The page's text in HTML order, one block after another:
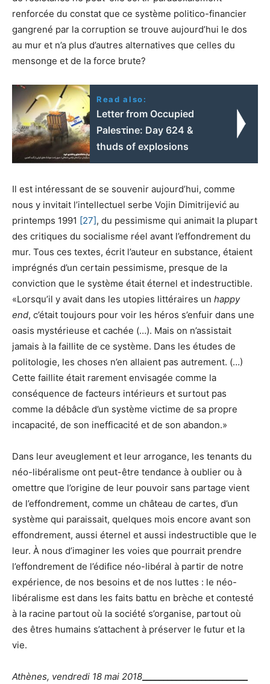
renforcée du constat que ce système politico-financier
gangrené par la corruption se trouve aujourd’hui le dos
au mur et n’a plus d’autres alternatives que celles du
mensonge et de la force brute?
Read also:
Letter from Occupied
Palesτine: Day 624 &
thuds of explosions
Il est intéressant de se souvenir aujourd’hui, comme
nous y invitait l’intellectuel serbe Vojin Dimitrijević au
printemps 1991 [27], du pessimisme qui animait la plupart
des critiques du socialisme réel avant l’effondrement du
mur. Tous ces textes, écrit l’auteur en substance, étaient
imprégnés d’un certain pessimisme, presque de la
conviction que le système était éternel et indestructible.
«Lorsqu’il y avait dans les utopies littéraires un happy
end, c’était toujours pour voir les héros s’enfuir dans une
oasis mystérieuse et cachée (…). Mais on n’assistait
jamais à la faillite de ce système. Dans les études de
politologie, les choses n’en allaient pas autrement. (…)
Cette faillite était rarement envisagée comme la
conséquence de facteurs intérieurs et surtout pas
comme la débâcle d’un système victime de sa propre
incapacité, de son inefficacité et de son abandon.»
Dans leur aveuglement et leur arrogance, les tenants du
néo-libéralisme ont peut-être tendance à oublier ou à
omettre que l’origine de leur pouvoir sans partage vient
de l’effondrement, comme un château de cartes, d’un
système qui paraissait, quelques mois encore avant son
effondrement, aussi éternel et aussi indestructible que le
leur. À nous d’imaginer les voies que pourrait prendre
l’effondrement de l’édifice néo-libéral à partir de notre
expérience, de nos besoins et de nos luttes : le néo-
libéralisme est dans les faits battu en brèche et contesté
à la racine partout où la société s’organise, partout où
des êtres humains s’attachent à préserver le futur et la
vie.
Athènes, vendredi 18 mai 2018